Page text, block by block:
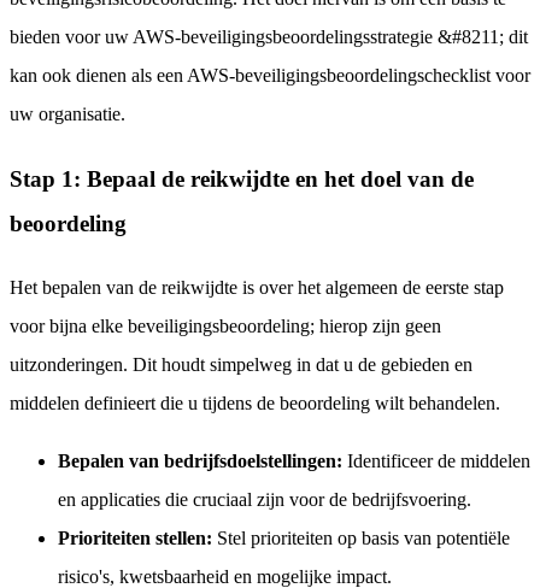
bieden voor uw AWS-beveiligingsbeoordelingsstrategie &#8211; dit
kan ook dienen als een AWS-beveiligingsbeoordelingschecklist voor
uw organisatie.
Stap 1: Bepaal de reikwijdte en het doel van de
beoordeling
Het bepalen van de reikwijdte is over het algemeen de eerste stap
voor bijna elke beveiligingsbeoordeling; hierop zijn geen
uitzonderingen. Dit houdt simpelweg in dat u de gebieden en
middelen definieert die u tijdens de beoordeling wilt behandelen.
Bepalen van bedrijfsdoelstellingen: Identificeer de middelen
en applicaties die cruciaal zijn voor de bedrijfsvoering.
Prioriteiten stellen: Stel prioriteiten op basis van potentiële
risico's, kwetsbaarheid en mogelijke impact.